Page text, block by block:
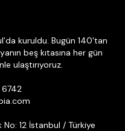
kuruldu. Bugün 140’tan
beş kıtasına her gün
ulaştırıyoruz.
12 İstanbul / Türkiye